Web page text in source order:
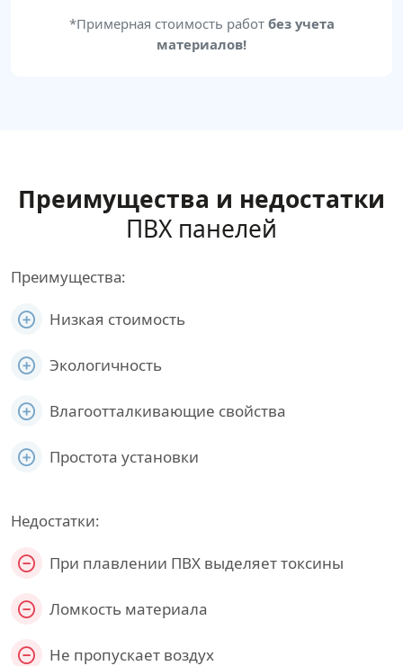
*Примерная стоимость работ без учета
материалов!
Преимущества и недостатки
ПВХ панелей
Преимущества:
Низкая стоимость
Экологичность
Влагоотталкивающие свойства
Простота установки
Недостатки:
При плавлении ПВХ выделяет токсины
Ломкость материала
Не пропускает воздух